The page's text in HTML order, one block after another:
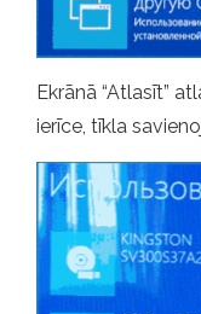
Ekrānā “Atlasīt”
ierīce, tīkla